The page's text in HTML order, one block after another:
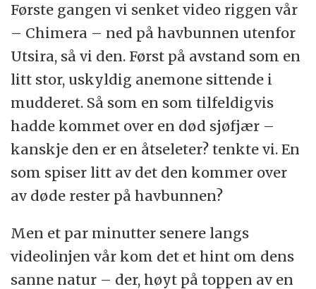
Første gangen vi senket video riggen vår
– Chimera – ned på havbunnen utenfor
Utsira, så vi den. Først på avstand som en
litt stor, uskyldig anemone sittende i
mudderet. Så som en som tilfeldigvis
hadde kommet over en død sjøfjær –
kanskje den er en åtseleter? tenkte vi. En
som spiser litt av det den kommer over
av døde rester på havbunnen?
Men et par minutter senere langs
videolinjen vår kom det et hint om dens
sanne natur – der, høyt på toppen av en